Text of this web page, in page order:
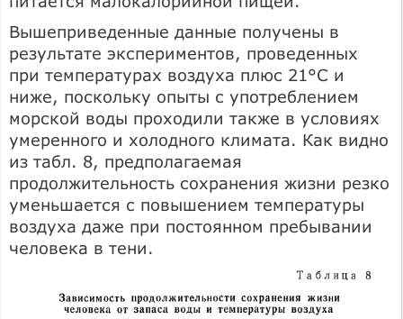
Вышеприведенные данные получены в
результате экспериментов, проведенных
при температурах воздуха плюс 21°С и
ниже, поскольку опыты с употреблением
морской воды проходили также в условиях
умеренного и холодного климата. Как видно
из табл. 8, предполагаемая
продолжительность сохранения жизни резко
уменьшается с повышением температуры
воздуха даже при постоянном пребывании
человека в тени.